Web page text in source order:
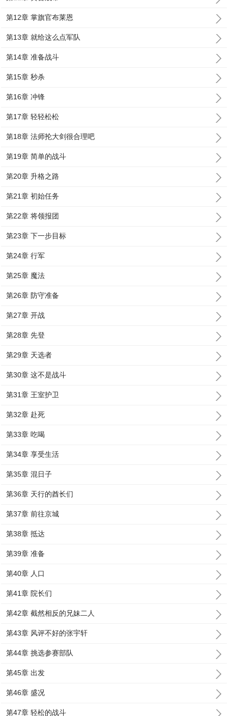
第12章 掌旗官布莱恩
第13章 就给这么点军队
第14章 准备战斗
第15章 秒杀
第16章 冲锋
第17章 轻轻松松
第18章 法师抡大剑很合理吧
第19章 简单的战斗
第20章 升格之路
第21章 初始任务
第22章 将领报团
第23章 下一步目标
第24章 行军
第25章 魔法
第26章 防守准备
第27章 开战
第28章 先登
第29章 天选者
第30章 这不是战斗
第31章 王室护卫
第32章 赴死
第33章 吃喝
第34章 享受生活
第35章 混日子
第36章 天行的酋长们
第37章 前往京城
第38章 抵达
第39章 准备
第40章 人口
第41章 院长们
第42章 截然相反的兄妹二人
第43章 风评不好的张宇轩
第44章 挑选参赛部队
第45章 出发
第46章 盛况
第47章 轻松的战斗